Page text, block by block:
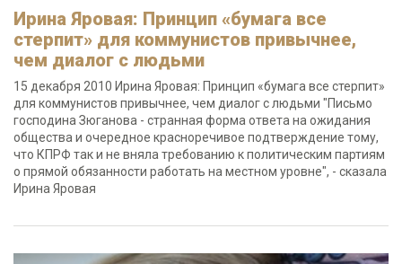
Ирина Яровая: Принцип «бумага все
стерпит» для коммунистов привычнее,
чем диалог с людьми
15 декабря 2010 Ирина Яровая: Принцип «бумага все стерпит»
для коммунистов привычнее, чем диалог с людьми "Письмо
господина Зюганова - странная форма ответа на ожидания
общества и очередное красноречивое подтверждение тому,
что КПРФ так и не вняла требованию к политическим партиям
о прямой обязанности работать на местном уровне", - сказала
Ирина Яровая